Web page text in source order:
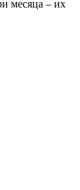
месяца – их